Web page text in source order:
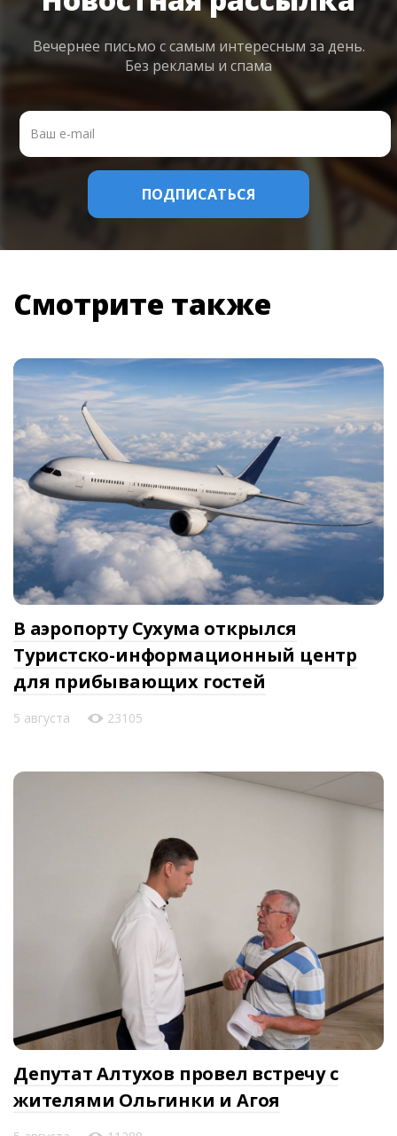
Вечернее письмо с самым интересным за день.
Без рекламы и спама
Смотрите также
В аэропорту Сухума открылся
Туристско-информационный центр
для прибывающих гостей
5 августа 23105
Депутат Алтухов провел встречу с
жителями Ольгинки и Агоя